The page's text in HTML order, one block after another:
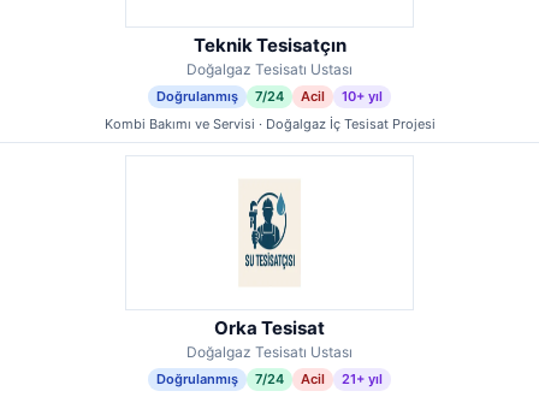
Teknik Tesisatçın
Doğalgaz Tesisatı Ustası
Doğrulanmış 7/24 Acil
10+ yıl
Kombi Bakımı ve Servisi · Doğalgaz İç Tesisat Projesi
Orka Tesisat
Doğalgaz Tesisatı Ustası
Doğrulanmış 7/24 Acil
21+ yıl